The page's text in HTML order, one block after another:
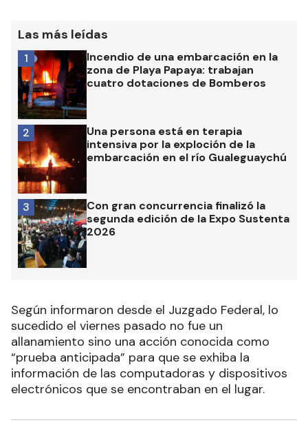
Las más leídas
Incendio de una embarcación en la
zona de Playa Papaya: trabajan
cuatro dotaciones de Bomberos
1
Una persona está en terapia
intensiva por la exploción de la
embarcación en el río Gualeguaychú
2
Con gran concurrencia finalizó la
segunda edición de la Expo Sustenta
2026
3
Según informaron desde el Juzgado Federal, lo
sucedido el viernes pasado no fue un
allanamiento sino una acción conocida como
“prueba anticipada” para que se exhiba la
información de las computadoras y dispositivos
electrónicos que se encontraban en el lugar.